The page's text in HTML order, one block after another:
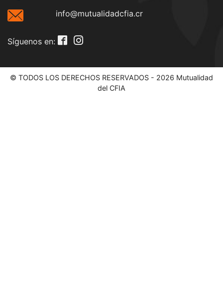
info@mutualidadcfia.cr
Síguenos en:
© TODOS LOS DERECHOS RESERVADOS - 2026 Mutualidad
del CFIA